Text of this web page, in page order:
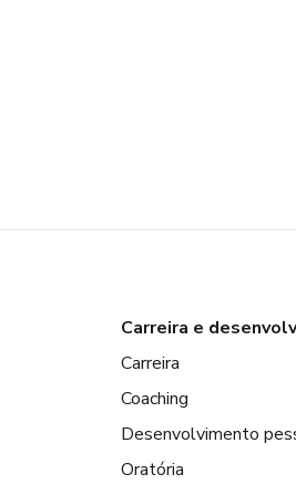
Carreira e
Carreira
Coaching
Desenvolvimento
Oratória